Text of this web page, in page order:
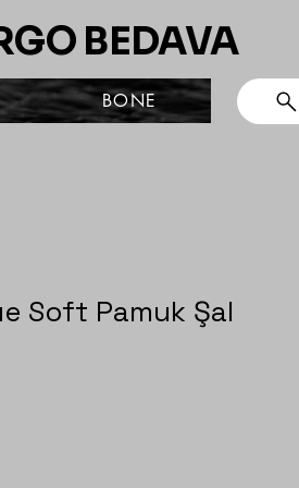
BEDAVA
BONE
Soft Pamuk Şal